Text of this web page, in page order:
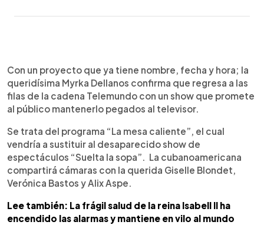
Escuchar artículo
Con un proyecto que ya tiene nombre, fecha y hora; la
queridísima Myrka Dellanos confirma que regresa a las
filas de la cadena Telemundo con un show que promete
al público mantenerlo pegados al televisor.
Se trata del programa “La mesa caliente”, el cual
vendría a sustituir al desaparecido show de
espectáculos “Suelta la sopa”. La cubanoamericana
compartirá cámaras con la querida Giselle Blondet,
Verónica Bastos y Alix Aspe.
Lee también: La frágil salud de la reina Isabell II ha
encendido las alarmas y mantiene en vilo al mundo